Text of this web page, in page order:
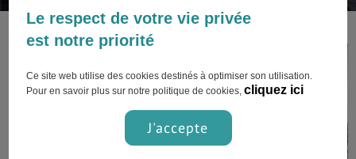
Le respect de votre vie privée
est notre priorité
Ce site web utilise des cookies destinés à optimiser son utilisation.
Pour en savoir plus sur notre politique de cookies,cliquez ici
J'accepte